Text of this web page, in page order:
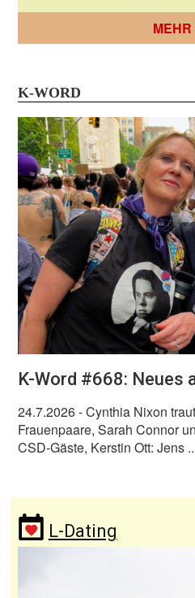
MEHR
K-WORD
K-Word #668: Neues
24.7.2026- Cynthia Nixon
Frauenpaare, Sarah Connor
CSD-Gäste, Kerstin Ott: Jens
L-Dating